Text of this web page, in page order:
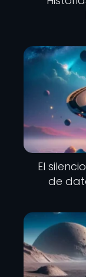
El
de